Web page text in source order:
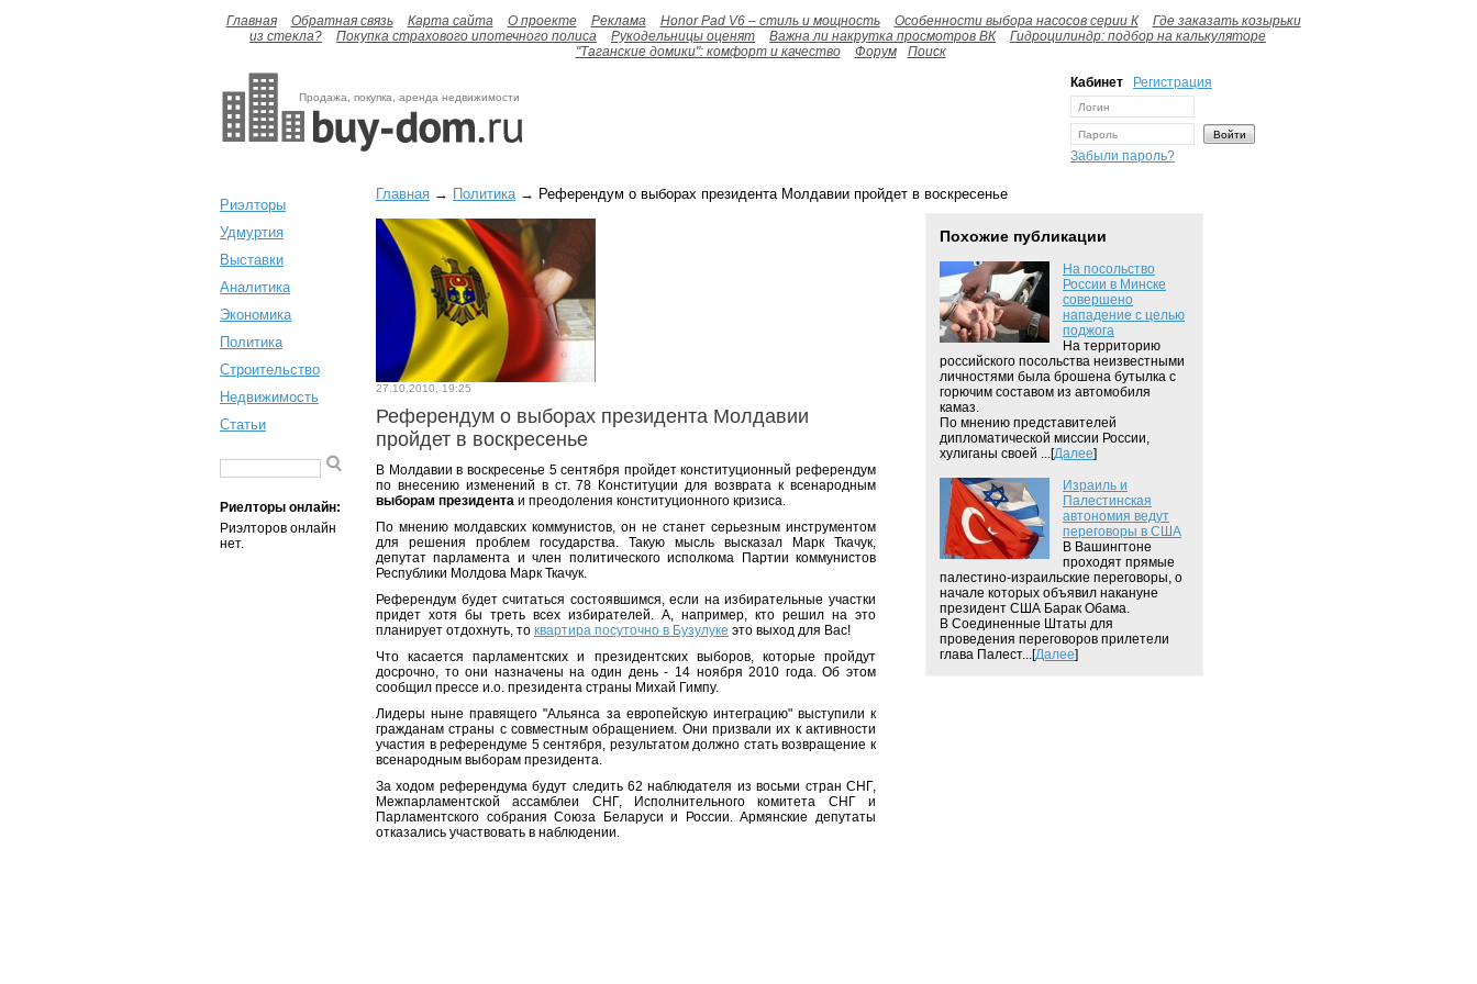
Главная Обратная связь Карта сайта О проекте Реклама Honor Pad V6 – стиль и мощность Особенности выбора насосов серии К
Где заказать козырьки
из стекла?
Покупка страхового ипотечного полиса Рукодельницы оценят Важна ли накрутка просмотров ВК
Гидроцилиндр: подбор на калькуляторе
"Таганские домики": комфорт и качество
Форум Поиск
Продажа, покупка, аренда недвижимости
Кабинет Регистрация
Забыли пароль?
Риэлторы
Удмуртия
Выставки
Аналитика
Экономика
Политика
Строительство
Недвижимость
Статьи
Риелторы онлайн:
Риэлторов онлайн
нет.
Главная → Политика→ Референдум о выборах президента Молдавии пройдет в воскресенье
27.10.2010, 19:25
Референдум о выборах президента Молдавии
пройдет в воскресенье
В Молдавии в воскресенье 5 сентября пройдет конституционный референдум
по внесению изменений в ст. 78 Конституции для возврата к всенародным
выборам президента и преодоления конституционного кризиса.
По мнению молдавских коммунистов, он не станет серьезным инструментом
для решения проблем государства. Такую мысль высказал Марк Ткачук,
депутат парламента и член политического исполкома Партии коммунистов
Республики Молдова Марк Ткачук.
Референдум будет считаться состоявшимся, если на избирательные участки
придет хотя бы треть всех избирателей. А, например, кто решил на это
планирует отдохнуть, то квартира посуточно в Бузулуке это выход для Вас!
Что касается парламентских и президентских выборов, которые пройдут
досрочно, то они назначены на один день - 14 ноября 2010 года. Об этом
сообщил прессе и.о. президента страны Михай Гимпу.
Лидеры ныне правящего "Альянса за европейскую интеграцию" выступили к
гражданам страны с совместным обращением. Они призвали их к активности
участия в референдуме 5 сентября, результатом должно стать возвращение к
всенародным выборам президента.
За ходом референдума будут следить 62 наблюдателя из восьми стран СНГ,
Межпарламентской ассамблеи СНГ, Исполнительного комитета СНГ и
Парламентского собрания Союза Беларуси и России. Армянские депутаты
отказались участвовать в наблюдении.
Похожие публикации
На посольство
России в Минске
совершено
нападение с целью
поджога
На территорию
российского посольства неизвестными
личностями была брошена бутылка с
горючим составом из автомобиля
камаз.
По мнению представителей
дипломатической миссии России,
хулиганы своей ...[Далее]
Израиль и
Палестинская
автономия ведут
переговоры в США
В Вашингтоне
проходят прямые
палестино-израильские переговоры, о
начале которых объявил накануне
президент США Барак Обама.
В Соединенные Штаты для
проведения переговоров прилетели
глава Палест...[Далее]